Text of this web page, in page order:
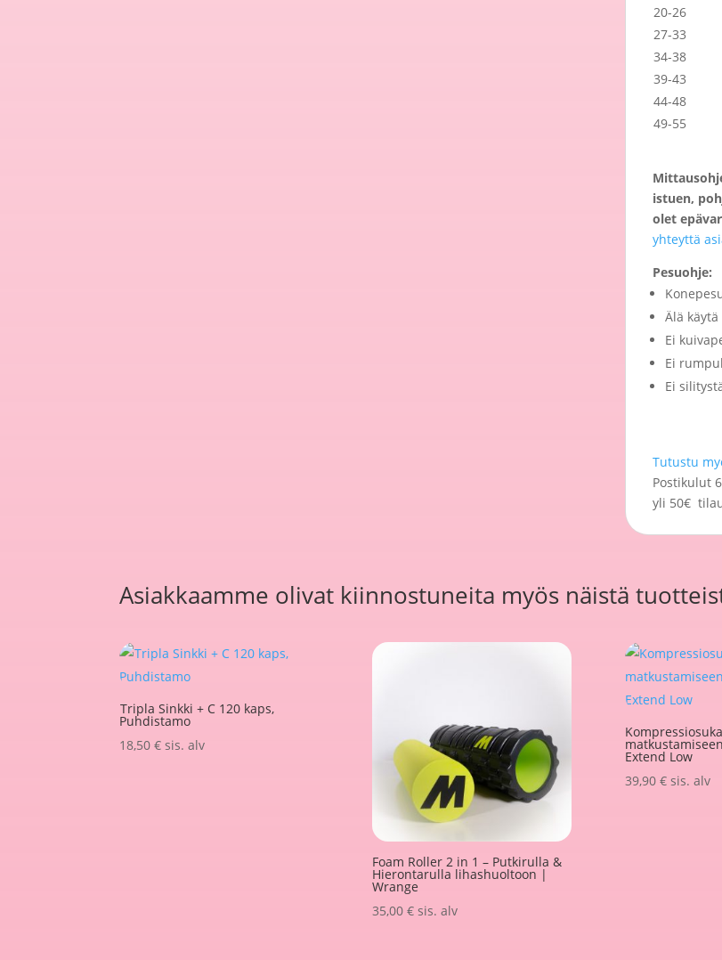
20-26
27-33
34-38
39-43
44-48
49-55
istuen,
olet
yhteyttä
Pesuohje:
Älä
Ei
Ei
Ei
Tutustu
Postikulut
yli 50€
Asiakkaamme olivat kiinnostuneita myös näistä
Tripla Sinkki + C 120 kaps,
Puhdistamo
18,50€ sis. alv
Foam Roller 2 in 1 – Putkirulla &
Hierontarulla lihashuoltoon |
Wrange
35,00 € sis. alv
Extend Low
39,90 € sis. alv